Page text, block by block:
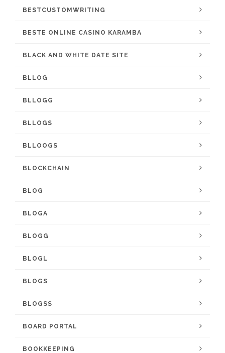
BESTCUSTOMWRITING
BESTE ONLINE CASINO KARAMBA
BLACK AND WHITE DATE SITE
BLLOG
BLLOGG
BLLOGS
BLLOOGS
BLOCKCHAIN
BLOG
BLOGA
BLOGG
BLOGL
BLOGS
BLOGSS
BOARD PORTAL
BOOKKEEPING